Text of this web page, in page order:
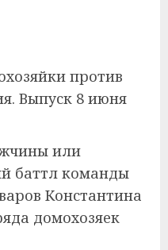
против
Выпуск 8 июня
или
баттл команды
Константина
домохозяек